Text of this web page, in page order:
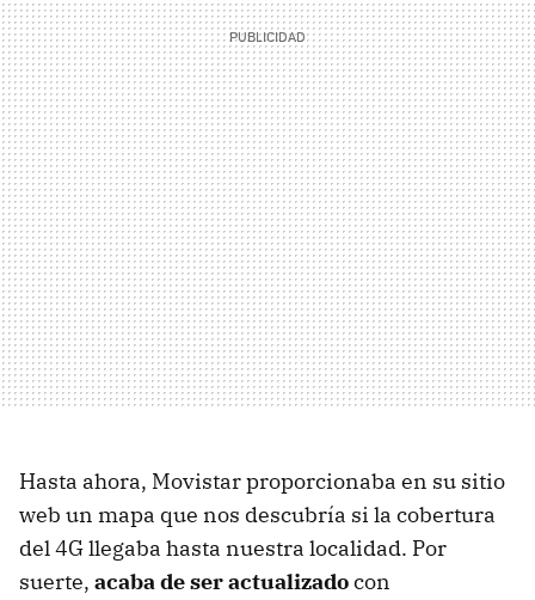
Hasta ahora, Movistar proporcionaba en su sitio
web un mapa que nos descubría si la cobertura
del 4G llegaba hasta nuestra localidad. Por
suerte, acaba de ser actualizadocon